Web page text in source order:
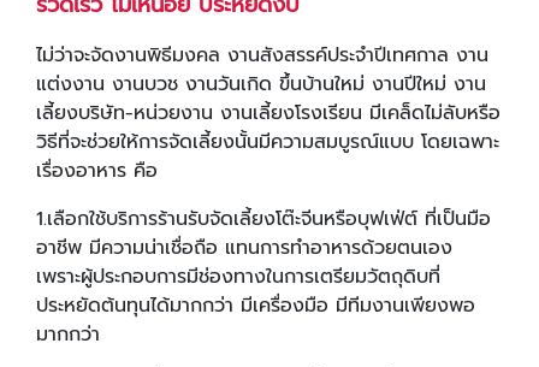
ไม่ว่าจะจัดงานพิธีมงคล งานสังสรรค์ประจำปีเทศกาล งาน
แต่งงาน งานบวช งานวันเกิด ขึ้นบ้านใหม่ งานปีใหม่ งาน
เลี้ยงบริษัท-หน่วยงาน งานเลี้ยงโรงเรียน มีเคล็ดไม่ลับหรือ
วิธีที่จะช่วยให้การจัดเลี้ยงนั้นมีความสมบูรณ์แบบ โดยเฉพาะ
เรื่องอาหาร คือ
1.เลือกใช้บริการร้านรับจัดเลี้ยงโต๊ะจีนหรือบุฟเฟ่ต์ ที่เป็นมือ
อาชีพ มีความน่าเชื่อถือ แทนการทำอาหารด้วยตนเอง
เพราะผู้ประกอบการมีช่องทางในการเตรียมวัตถุดิบที่
ประหยัดต้นทุนได้มากกว่า มีเครื่องมือ มีทีมงานเพียงพอ
มากกว่า